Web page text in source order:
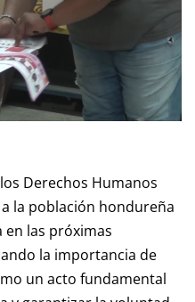
Derechos Humanos
la población hondureña
las próximas
la importancia de
un acto fundamental